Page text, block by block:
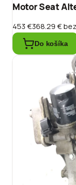
Motor Seat
453 €368.29 €
Do košíka